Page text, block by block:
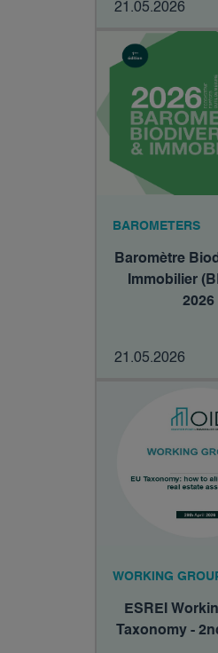
21.05.2026
BAROMETERS
Baromètre
Immobilier
2026
21.05.2026
WORKING
ESREI
Taxonomy -